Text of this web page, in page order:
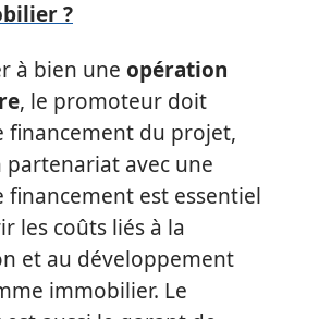
?
à bien une opération
, le promoteur doit
financement du projet,
partenariat avec une
financement est essentiel
les coûts liés à la
et au développement
immobilier. Le